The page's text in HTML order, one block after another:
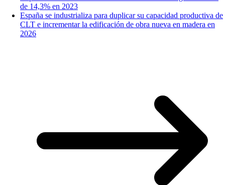
de 14,3% en 2023
España se industrializa para duplicar su capacidad productiva de
CLT e incrementar la edificación de obra nueva en madera en
2026